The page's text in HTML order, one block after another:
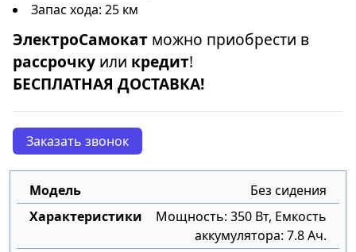
Запас хода: 25 км
ЭлектроСамокат можно приобрести в
рассрочку или кредит!
БЕСПЛАТНАЯ ДОСТАВКА!
Заказать звонок
Без сидения
Мощность: 350 Вт, Емкость
аккумулятора: 7.8 Ач.